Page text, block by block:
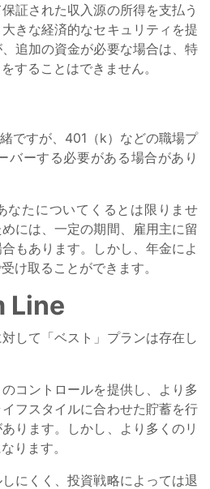
証された収入源の所得を支払う
きな経済的なセキュリティを提
追加の資金が必要な場合は、特
することはできません。
ですが、401（k）などの職場プ
バーする必要がある場合があり
なたについてくるとは限りませ
には、一定の期間、雇用主に留
もあります。しかし、年金によ
け取ることができます。
Line
して「ベスト」プランは存在し
コントロールを提供し、より多
フスタイルに合わせた貯蓄を行
ります。しかし、より多くのリ
ります。
にくく、投資戦略によっては退